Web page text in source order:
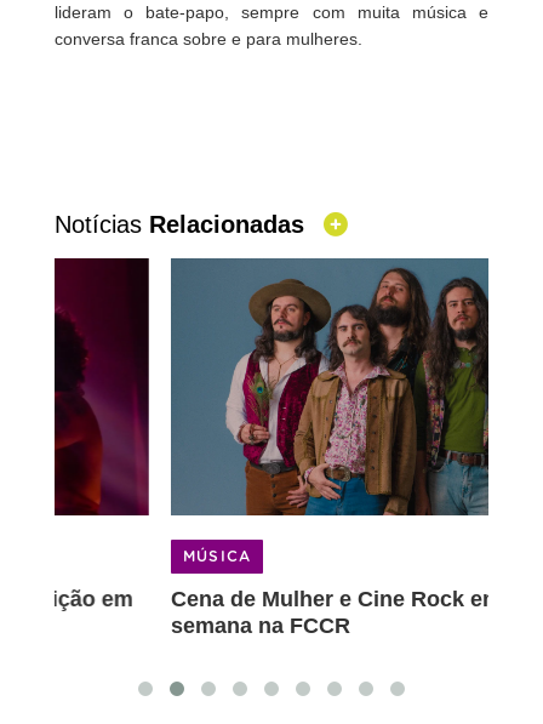
lideram o bate-papo, sempre com muita música e
conversa franca sobre e para mulheres.
Notícias Relacionadas
Cena de Mulher e Cine Rock embalam a
semana na FCCR